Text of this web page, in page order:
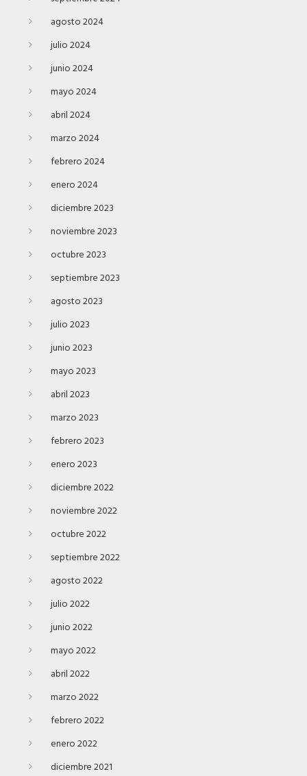
agosto 2024
julio 2024
junio 2024
mayo 2024
abril 2024
marzo 2024
febrero 2024
enero 2024
diciembre 2023
noviembre 2023
octubre 2023
septiembre 2023
agosto 2023
julio 2023
junio 2023
mayo 2023
abril 2023
marzo 2023
febrero 2023
enero 2023
diciembre 2022
noviembre 2022
octubre 2022
septiembre 2022
agosto 2022
julio 2022
junio 2022
mayo 2022
abril 2022
marzo 2022
febrero 2022
enero 2022
diciembre 2021